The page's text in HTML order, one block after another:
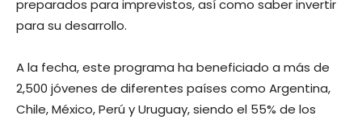
preparados para imprevistos, así como saber invertir
para su desarrollo.
A la fecha, este programa ha beneficiado a más de
2,500 jóvenes de diferentes países como Argentina,
Chile, México, Perú y Uruguay, siendo el 55% de los